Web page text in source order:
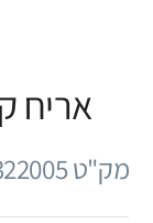
אריח
מק"ט P-2322005